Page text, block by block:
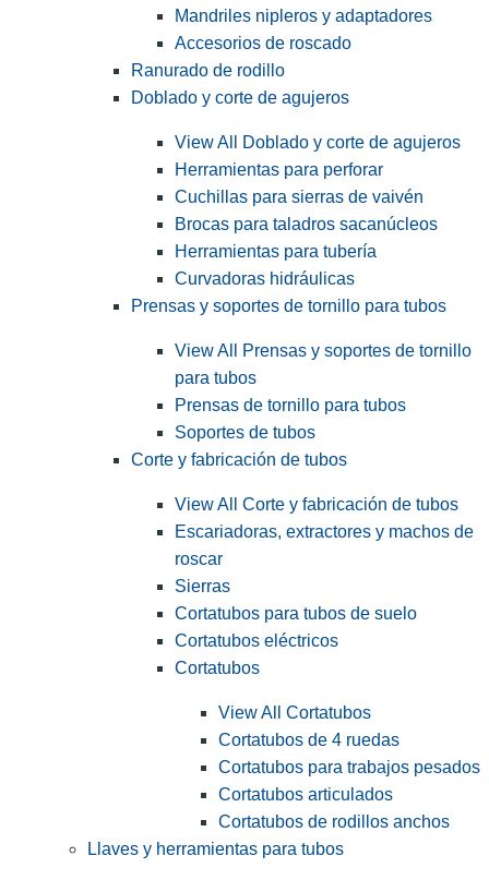
Mandriles nipleros y adaptadores
Accesorios de roscado
Ranurado de rodillo
Doblado y corte de agujeros
View All Doblado y corte de agujeros
Herramientas para perforar
Cuchillas para sierras de vaivén
Brocas para taladros sacanúcleos
Herramientas para tubería
Curvadoras hidráulicas
Prensas y soportes de tornillo para tubos
View All Prensas y soportes de tornillo
para tubos
Prensas de tornillo para tubos
Soportes de tubos
Corte y fabricación de tubos
View All Corte y fabricación de tubos
Escariadoras, extractores y machos de
roscar
Sierras
Cortatubos para tubos de suelo
Cortatubos eléctricos
Cortatubos
View All Cortatubos
Cortatubos de 4 ruedas
Cortatubos para trabajos pesados
Cortatubos articulados
Cortatubos de rodillos anchos
Llaves y herramientas para tubos